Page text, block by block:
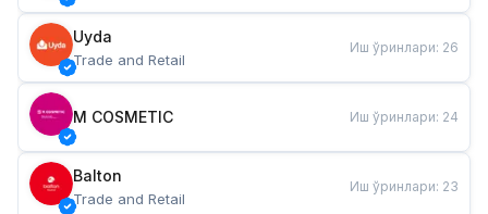
Uyda
Trade and Retail
Иш ўринлари: 26
M COSMETIC Иш ўринлари: 24
Balton
Trade and Retail
Иш ўринлари: 23